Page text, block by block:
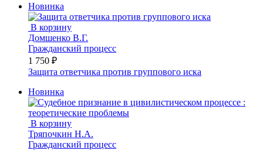
Новинка
В корзину
Домшенко В.Г.
Гражданский процесс
1 750 ₽
Защита ответчика против группового иска
Новинка
В корзину
Тряпочкин Н.А.
Гражданский процесс